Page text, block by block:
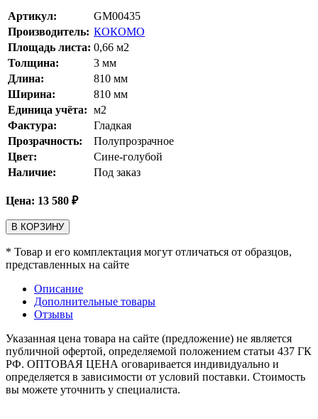
Артикул:
GM00435
Производитель: КОКОМО
Площадь листа: 0,66 м2
Толщина:
3 мм
Длина:
810 мм
Ширина:
810 мм
Единица учёта: м2
Фактура:
Гладкая
Прозрачность:
Полупрозрачное
Цвет:
Сине-голубой
Наличие:
Под заказ
Цена: 13 580 ₽
В КОРЗИНУ
* Товар и его комплектация могут отличаться от образцов,
представленных на сайте
Описание
Дополнительные товары
Отзывы
Указанная цена товара на сайте (предложение) не является
публичной офертой, определяемой положением статьи 437 ГК
РФ. ОПТОВАЯ ЦЕНА оговаривается индивидуально и
определяется в зависимости от условий поставки. Стоимость
вы можете уточнить у специалиста.